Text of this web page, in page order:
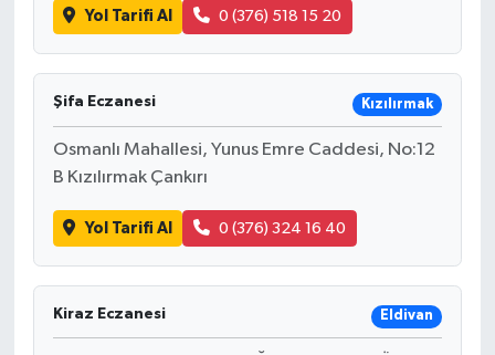
Yol Tarifi Al 0 (376) 518 15 20
Şifa Eczanesi Kızılırmak
Osmanlı Mahallesi, Yunus Emre Caddesi, No:12
B Kızılırmak Çankırı
Yol Tarifi Al 0 (376) 324 16 40
Kiraz Eczanesi Eldivan